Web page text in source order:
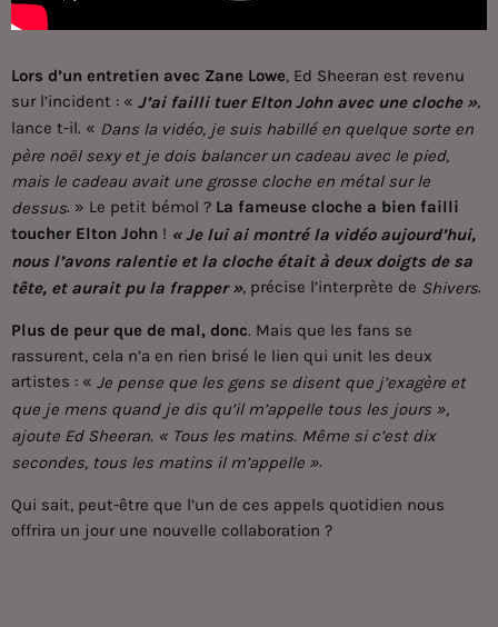
Lors d’un entretien avec Zane Lowe, Ed Sheeran est revenu
sur l’incident : « J’ai failli tuer Elton John avec une cloche »,
lance t-il. « Dans la vidéo, je suis habillé en quelque sorte en
père noël sexy et je dois balancer un cadeau avec le pied,
mais le cadeau avait une grosse cloche en métal sur le
dessus. » Le petit bémol ? La fameuse cloche a bien failli
toucher Elton John ! « Je lui ai montré la vidéo aujourd’hui,
nous l’avons ralentie et la cloche était à deux doigts de sa
tête, et aurait pu la frapper », précise l’interprète de Shivers.
Plus de peur que de mal, donc. Mais que les fans se
rassurent, cela n’a en rien brisé le lien qui unit les deux
artistes : « Je pense que les gens se disent que j’exagère et
que je mens quand je dis qu’il m’appelle tous les jours »,
ajoute Ed Sheeran. « Tous les matins. Même si c’est dix
secondes, tous les matins il m’appelle ».
Qui sait, peut-être que l’un de ces appels quotidien nous
offrira un jour une nouvelle collaboration ?